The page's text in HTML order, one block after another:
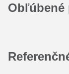
Obľúbené